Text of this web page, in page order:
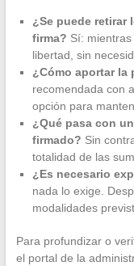
¿Se puede retirar
firma? Sí:
libertad, sin
¿Cómo aportar la
recomendada con
opción para
¿Qué pasa con
firmado? Sin
totalidad de las
¿Es necesario
nada lo exige.
modalidades
Para profundizar o
el portal de la